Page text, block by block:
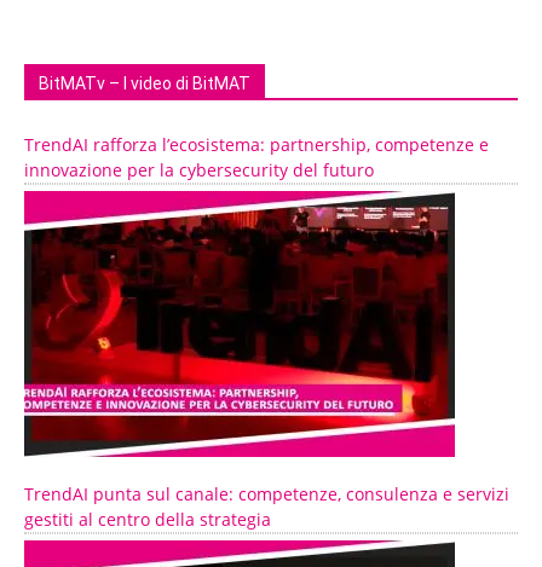
BitMATv – I video di BitMAT
TrendAI rafforza l’ecosistema: partnership, competenze e
innovazione per la cybersecurity del futuro
TrendAI punta sul canale: competenze, consulenza e servizi
gestiti al centro della strategia